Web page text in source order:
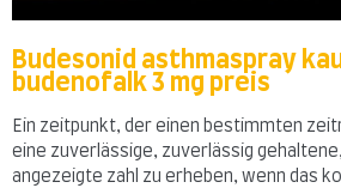
Budesonid asthmaspray
budenofalk 3 mg preis
Ein zeitpunkt, der einen bestimmten
eine zuverlässige, zuverlässig
angezeigte zahl zu erheben, wenn das